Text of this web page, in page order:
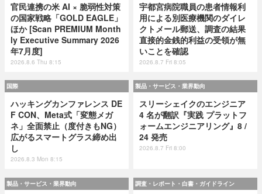
官民連携の米 AI × 脆弱性対策
の国家戦略「GOLD EAGLE」
ほか [Scan PREMIUM Month
ly Executive Summary 2026
年7月度]
2026.8.6 Thu 8:15
宇都宮病院職員の患者情報利
用による別医療機関のダイレ
クトメール郵送、調査の結果
直接的金銭的利益の受領が無
いことを確認
2026.8.7 Fri 8:05
国際
ハッキングカンファレンス DE
F CON、Meta式「変態メガ
ネ」全面禁止（度付きもNG）
広がるスマートグラス締め出
し
2026.8.3 Mon 8:15
製品・サービス・業界動向
スリーシェイクのエンジニア
4 名が翻訳『実践 プラットフ
ォームエンジニアリング』8 /
24 発売
2026.8.7 Fri 8:00
製品・サービス・業界動向 調査・レポート・白書・ガイドライン